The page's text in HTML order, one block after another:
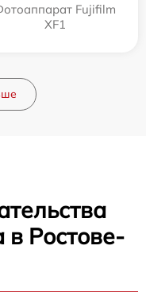
Fujifilm
XF1
в Ростове-